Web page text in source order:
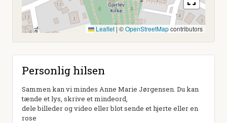
Leaflet | ©OpenStreetMapcontributors
Personlig hilsen
Sammen kan vi mindes Anne Marie Jørgensen. Du kan
tænde et lys, skrive et mindeord,
dele billeder og video eller blot sende et hjerte eller en
rose